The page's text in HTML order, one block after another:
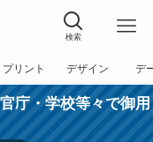
検索
プリント
方法
デザイン
依頼
デ
入
庁・学校等々で御用